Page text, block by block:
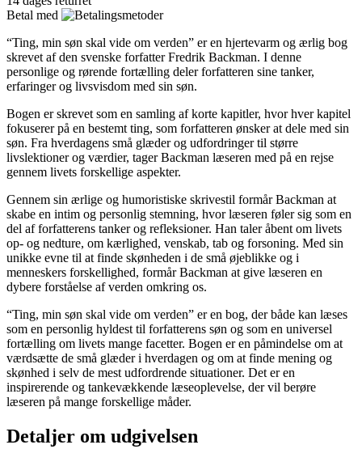
Betal med
“Ting, min søn skal vide om verden” er en hjertevarm og ærlig bog
skrevet af den svenske forfatter Fredrik Backman. I denne
personlige og rørende fortælling deler forfatteren sine tanker,
erfaringer og livsvisdom med sin søn.
Bogen er skrevet som en samling af korte kapitler, hvor hver kapitel
fokuserer på en bestemt ting, som forfatteren ønsker at dele med sin
søn. Fra hverdagens små glæder og udfordringer til større
livslektioner og værdier, tager Backman læseren med på en rejse
gennem livets forskellige aspekter.
Gennem sin ærlige og humoristiske skrivestil formår Backman at
skabe en intim og personlig stemning, hvor læseren føler sig som en
del af forfatterens tanker og refleksioner. Han taler åbent om livets
op- og nedture, om kærlighed, venskab, tab og forsoning. Med sin
unikke evne til at finde skønheden i de små øjeblikke og i
menneskers forskellighed, formår Backman at give læseren en
dybere forståelse af verden omkring os.
“Ting, min søn skal vide om verden” er en bog, der både kan læses
som en personlig hyldest til forfatterens søn og som en universel
fortælling om livets mange facetter. Bogen er en påmindelse om at
værdsætte de små glæder i hverdagen og om at finde mening og
skønhed i selv de mest udfordrende situationer. Det er en
inspirerende og tankevækkende læseoplevelse, der vil berøre
læseren på mange forskellige måder.
Detaljer om udgivelsen